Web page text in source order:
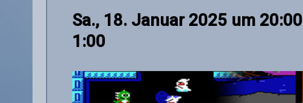
Sa., 18. Januar 2025 um 20:00
1:00